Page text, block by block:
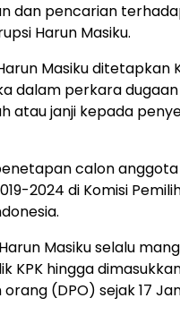
dan pencarian
Harun Masiku.
Masiku ditetapkan
dalam perkara dugaan
atau janji kepada
calon anggota
2024 di Komisi
Masiku selalu
KPK hingga
(DPO) sejak 17